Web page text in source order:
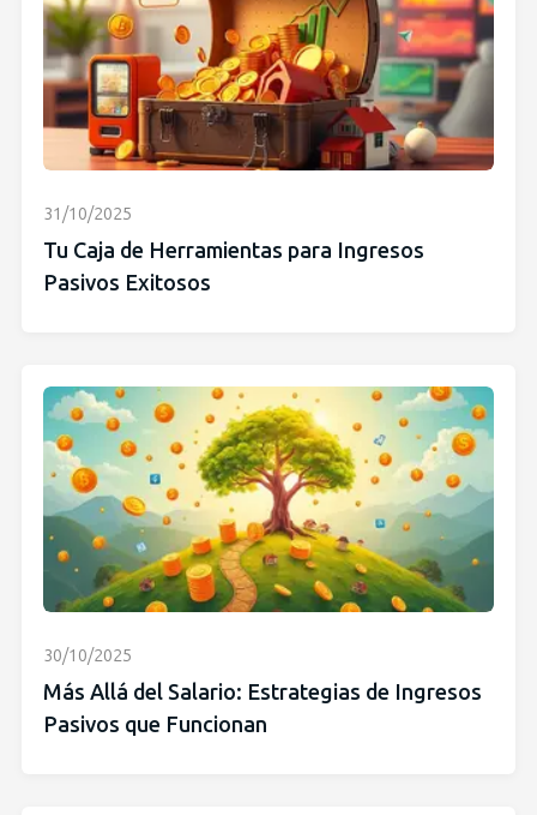
31/10/2025
Tu Caja de Herramientas para Ingresos
Pasivos Exitosos
30/10/2025
Más Allá del Salario: Estrategias de Ingresos
Pasivos que Funcionan